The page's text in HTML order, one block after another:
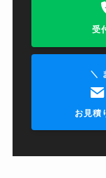
受
＼
お見積